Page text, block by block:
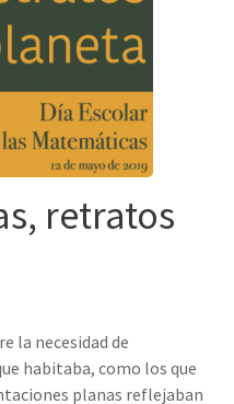
retratos
la necesidad de
habitaba, como los que
planas reflejaban